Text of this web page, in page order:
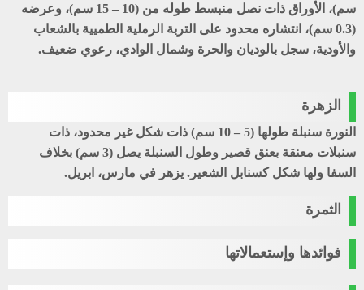
سم)، الأوراق ذات نصل منبسط طوله من (10 – 15 سم)، وعرضه
(0.3 سم)، انتشاره محدود على التربة الرملية الطميية بالشعاب
والأودية، سجل بالوديان والحرة وشمال الوادي، رعوي ضعيف.
الزهرة
النورة سنبلة طولها (5 – 10 سم) ذات شكل غير محدود، ذات
سنبلات معنقة بعنق قصير وطول السنبلة يصل (3 سم) بخلاف
السفا ولها شكل كسنابل الشعير. يزهر في مارس، ابريل.
الثمرة
فوائدها وإستعمالاتها